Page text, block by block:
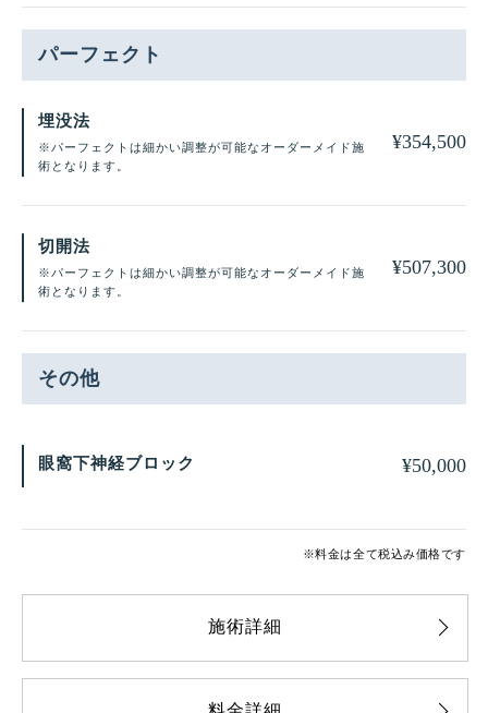
パーフェクト
埋没法
※パーフェクトは細かい調整が可能なオーダーメイド施
術となります。
¥354,500
切開法
※パーフェクトは細かい調整が可能なオーダーメイド施
術となります。
¥507,300
その他
眼窩下神経ブロック ¥50,000
※料金は全て税込み価格です
施術詳細